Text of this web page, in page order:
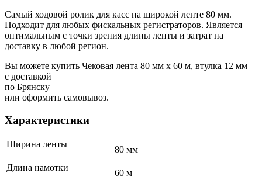
Самый ходовой ролик для касс на широкой ленте 80 мм.
Подходит для любых фискальных регистраторов. Является
оптимальным с точки зрения длины ленты и затрат на
доставку в любой регион.
Вы можете купить Чековая лента 80 мм x 60 м, втулка 12 мм
с доставкой
по Брянску
или оформить самовывоз.
Характеристики
Ширина ленты
80 мм
Длина намотки
60 м